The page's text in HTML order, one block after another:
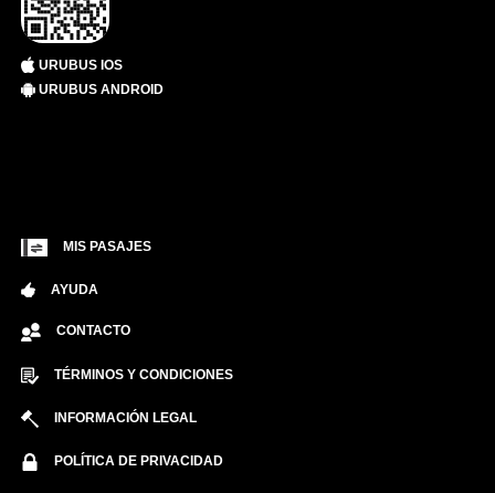
URUBUS IOS
URUBUS ANDROID
MIS PASAJES
AYUDA
CONTACTO
TÉRMINOS Y CONDICIONES
INFORMACIÓN LEGAL
POLÍTICA DE PRIVACIDAD